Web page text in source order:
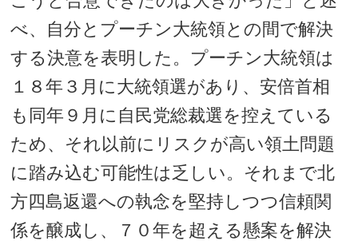
べ、自分とプーチン大統領との間で解決
する決意を表明した。プーチン大統領は
１８年３月に大統領選があり、安倍首相
も同年９月に自民党総裁選を控えている
ため、それ以前にリスクが高い領土問題
に踏み込む可能性は乏しい。それまで北
方四島返還への執念を堅持しつつ信頼関
係を醸成し、７０年を超える懸案を解決